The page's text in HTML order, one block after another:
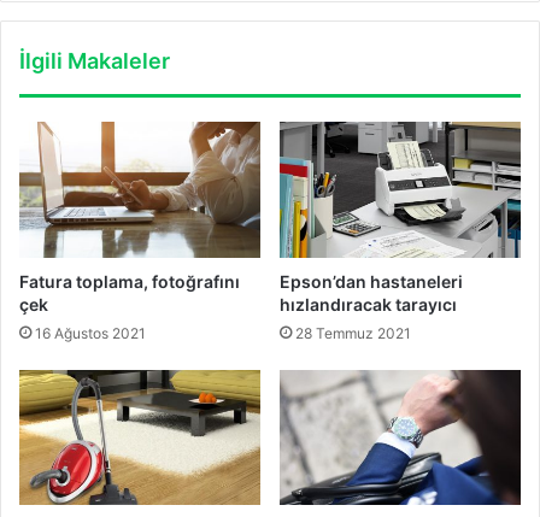
İlgili Makaleler
Fatura toplama, fotoğrafını
çek
16 Ağustos 2021
Epson’dan hastaneleri
hızlandıracak tarayıcı
28 Temmuz 2021